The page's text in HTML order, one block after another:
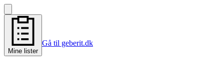
Mine lister
Gå til geberit.dk